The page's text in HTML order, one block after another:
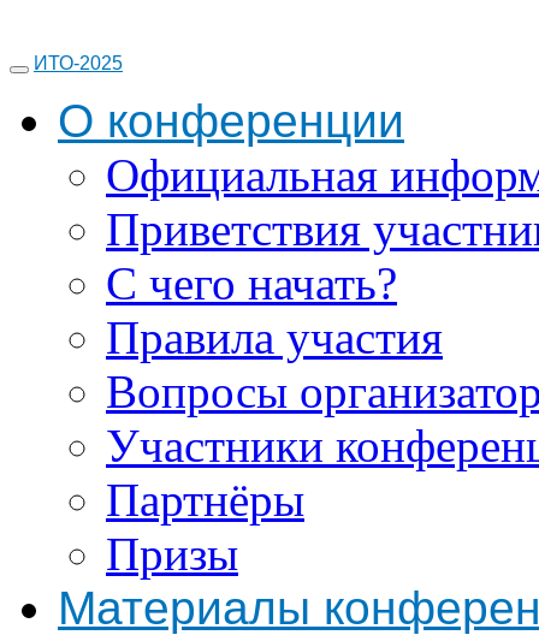
ИТО-2025
О конференции
Официальная
Приветствия
С чего начать?
Правила участия
Вопросы
Участники
Партнёры
Призы
Материалы